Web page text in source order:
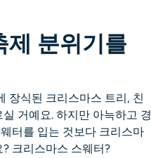
제 분위기를
장식된 크리스마스 트리, 친
거예요. 하지만 아늑하고 경
터를 입는 것보다 크리스마
? 크리스마스 스웨터?